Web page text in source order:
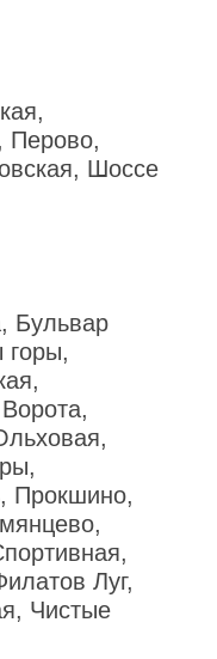
Перово,
Шоссе
Бульвар
горы,
Прокшино,
Луг,
Чистые